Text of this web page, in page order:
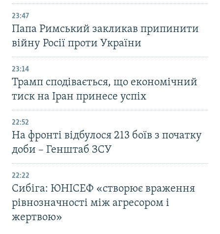
23:47
Папа Римський закликав припинити
війну Росії проти України
23:14
Трамп сподівається, що економічний
тиск на Іран принесе успіх
22:52
На фронті відбулося 213 боїв з початку
доби – Генштаб ЗСУ
22:22
Сибіга: ЮНІСЕФ «створює враження
рівнозначності між агресором і
жертвою»